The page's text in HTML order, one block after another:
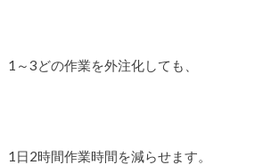
1～3どの作業を外注化しても、
1日2時間作業時間を減らせます。